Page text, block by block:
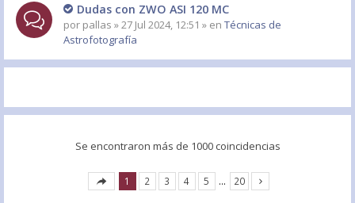
Dudas con ZWO ASI 120 MC
por pallas » 27 Jul 2024, 12:51 » en Técnicas de
Astrofotografía
Se encontraron más de 1000 coincidencias
1 2 3 4 5 … 20